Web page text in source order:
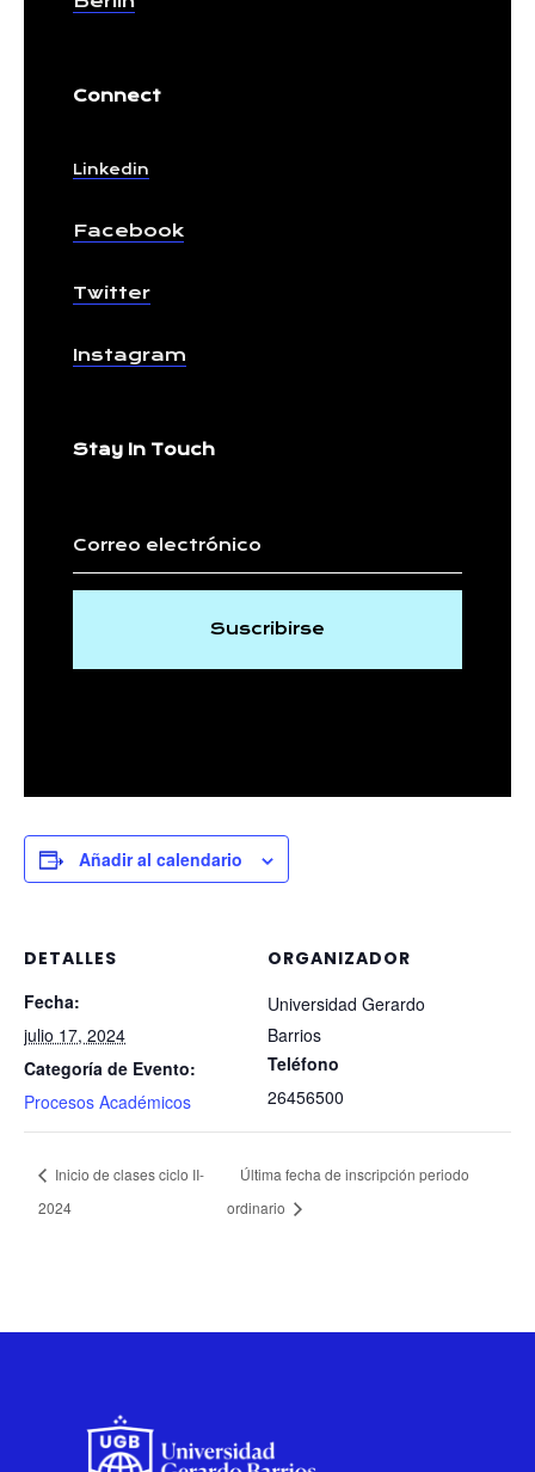
Connect
Linkedin
Facebook
Twitter
Instagram
Stay In Touch
Suscribirse
Añadir al calendario
DETALLES
Fecha:
julio 17, 2024
Categoría de Evento:
Procesos Académicos
ORGANIZADOR
Universidad Gerardo
Barrios
Teléfono
26456500
Inicio de clases ciclo II-
2024
Última fecha de inscripción periodo
ordinario